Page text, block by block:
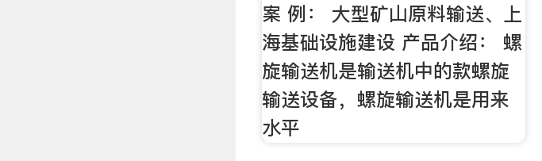
案 例： 大型矿山原料输送、上
海基础设施建设 产品介绍： 螺
旋输送机是输送机中的款螺旋
输送设备，螺旋输送机是用来
水平